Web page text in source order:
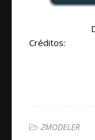
Créditos:
ZMODELER